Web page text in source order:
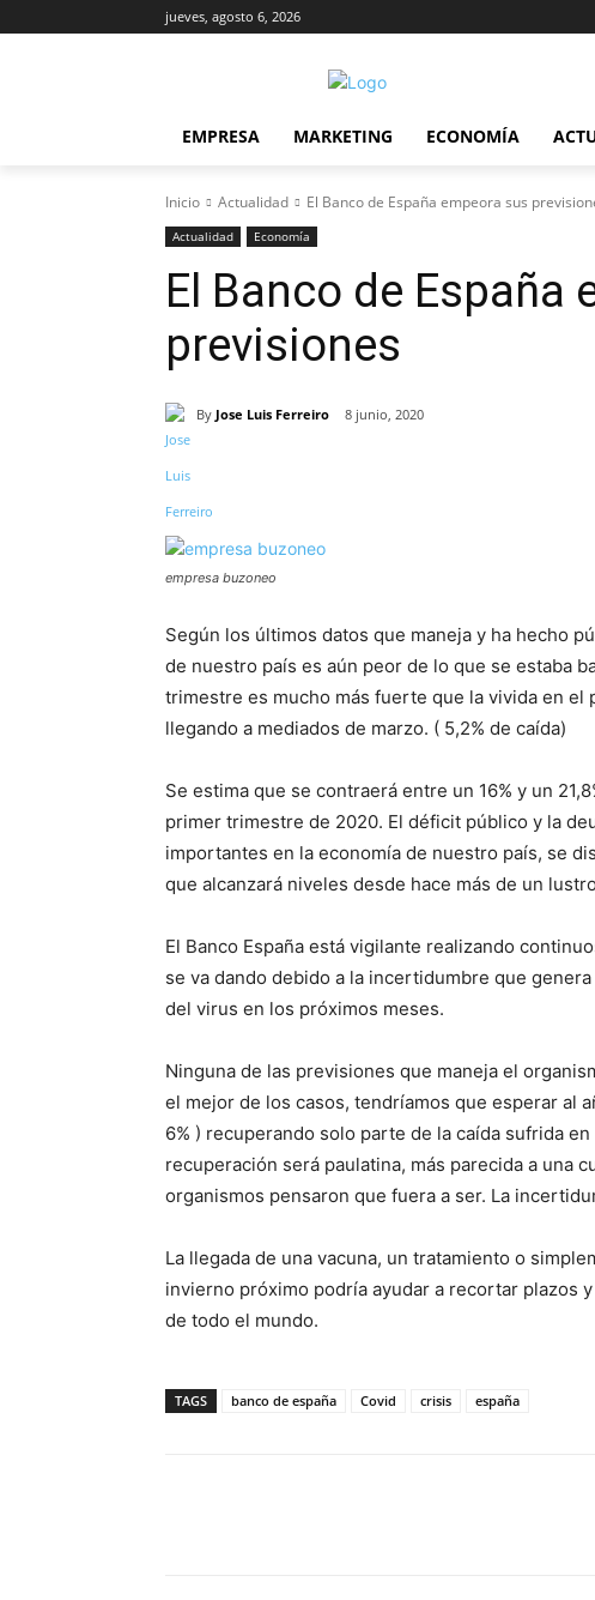
jueves, agosto 6, 2026
EMPRESA MARKETING ECONOMÍA
Inicio Actualidad El Banco de España empeora sus
Actualidad Economía
El Banco de España
previsiones
By Jose Luis Ferreiro 8 junio, 2020
empresa buzoneo
Según los últimos datos que maneja y ha hecho
de nuestro país es aún peor de lo que se estaba
trimestre es mucho más fuerte que la vivida en
llegando a mediados de marzo. ( 5,2% de caída)
Se estima que se contraerá entre un 16% y un
primer trimestre de 2020. El déficit público y la
importantes en la economía de nuestro país, se
que alcanzará niveles desde hace más de un
El Banco España está vigilante realizando
se va dando debido a la incertidumbre que
del virus en los próximos meses.
Ninguna de las previsiones que maneja el
el mejor de los casos, tendríamos que esperar al
6% ) recuperando solo parte de la caída sufrida
recuperación será paulatina, más parecida a una
organismos pensaron que fuera a ser. La
La llegada de una vacuna, un tratamiento o
invierno próximo podría ayudar a recortar plazos
de todo el mundo.
TAGS banco de españa Covid crisis españa